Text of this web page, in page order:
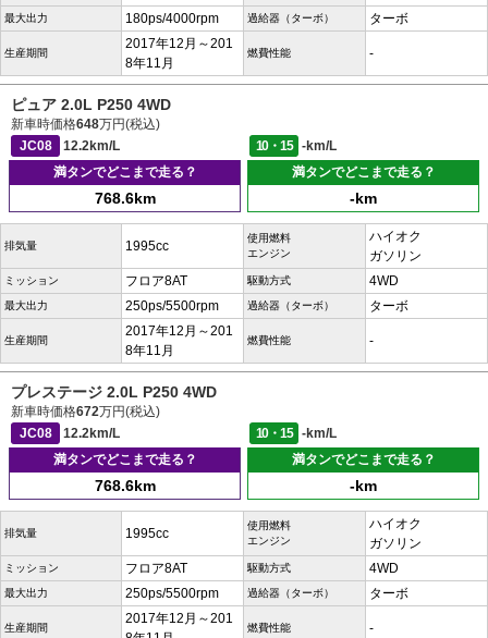
最大出力 180ps/4000rpm 過給器（ターボ） ターボ
生産期間
2017年12月～201
8年11月
燃費性能 -
ピュア 2.0L P250 4WD
新車時価格648万円(税込)
JC08
12.2km/L 10・15
-km/L
満タンでどこまで走る？
768.6km
満タンでどこまで走る？
-km
排気量 1995cc
使用燃料
エンジン
ハイオク
ガソリン
ミッション フロア8AT 駆動方式 4WD
最大出力 250ps/5500rpm 過給器（ターボ） ターボ
生産期間
2017年12月～201
8年11月
燃費性能 -
プレステージ 2.0L P250 4WD
新車時価格672万円(税込)
JC08
12.2km/L 10・15
-km/L
満タンでどこまで走る？
768.6km
満タンでどこまで走る？
-km
排気量 1995cc
使用燃料
エンジン
ハイオク
ガソリン
ミッション フロア8AT 駆動方式 4WD
最大出力 250ps/5500rpm 過給器（ターボ） ターボ
生産期間
2017年12月～201
燃費性能 -